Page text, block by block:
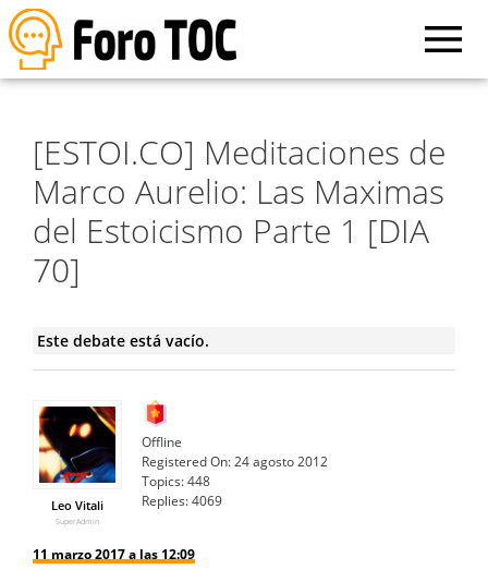
[ESTOI.CO] Meditaciones de
Marco Aurelio: Las Maximas
del Estoicismo Parte 1 [DIA
70]
Este debate está vacío.
Leo Vitali
SuperAdmin
Offline
Registered On:24 agosto 2012
Topics:448
Replies:4069
11 marzo 2017 a las 12:09